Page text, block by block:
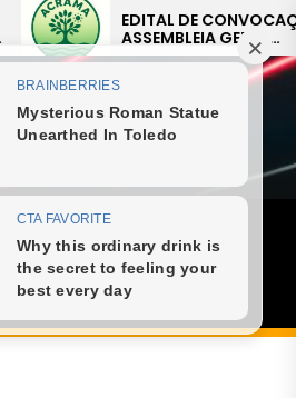
CONVOCAÇÃO –
GERAL
Menu
ESPORTE